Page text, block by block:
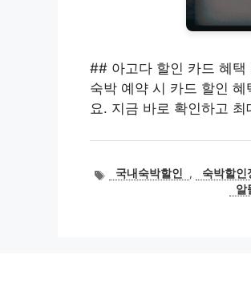
## 아고다 할인 카드 혜
숙박 예약 시 카드 할인
요. 지금 바로 확인하고
태국내숙박할인 , 숙박할인
알